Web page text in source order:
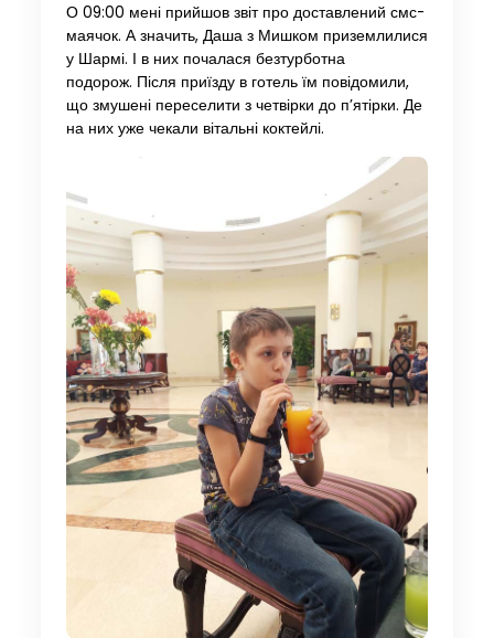
О 09:00 мені прийшов звіт про доставлений смс-
маячок. А значить, Даша з Мишком приземлилися
у Шармі. І в них почалася безтурботна
подорож. Після приїзду в готель їм повідомили,
що змушені переселити з четвірки до п’ятірки. Де
на них уже чекали вітальні коктейлі.